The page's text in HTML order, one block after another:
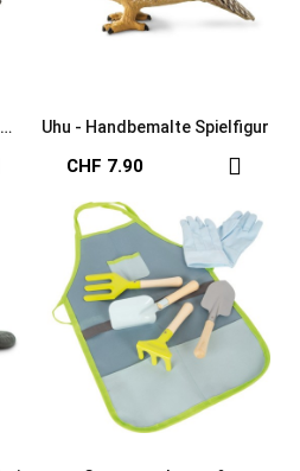
Uhu - Handbemalte Spielfigur
CHF 7.90